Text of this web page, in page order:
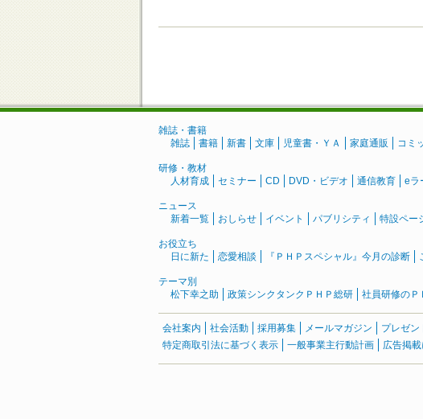
雑誌・書籍
雑誌
書籍 新書 文庫 児童書・ＹＡ 家庭通販 コミ
研修・教材
人材育成
セミナー CD DVD・ビデオ 通信教育 eラ
ニュース
新着一覧
おしらせ イベント パブリシティ 特設ペー
お役立ち
日に新た
恋愛相談 『ＰＨＰスペシャル』今月の診断
テーマ別
松下幸之助
政策シンクタンクＰＨＰ総研 社員研修のＰ
会社案内 社会活動 採用募集 メールマガジン プレゼン
特定商取引法に基づく表示
一般事業主行動計画 広告掲